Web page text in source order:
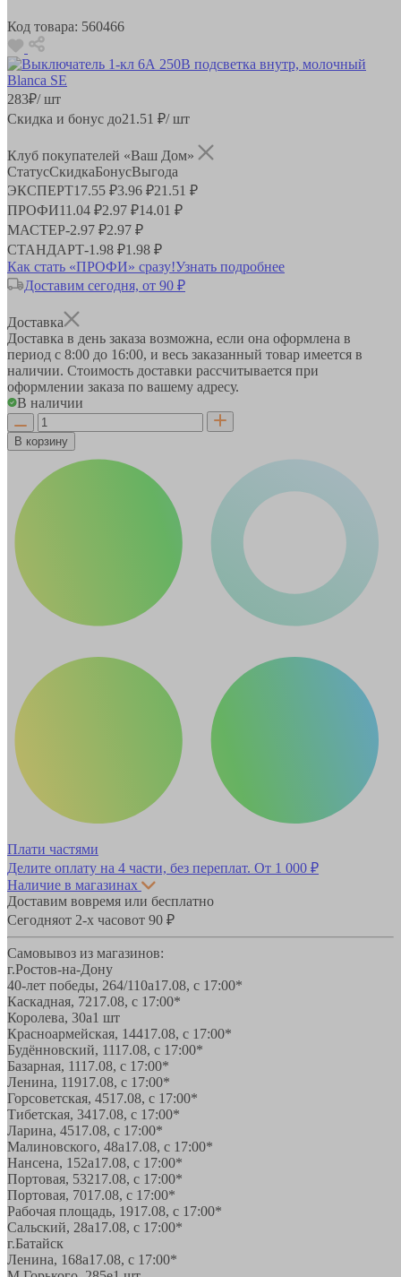
Код товара: 560466
283₽/ шт
Скидка и бонус до21.51 ₽/ шт
Клуб покупателей «Ваш Дом»
СтатусСкидкаБонусВыгода
ЭКСПЕРТ17.55 ₽3.96 ₽21.51 ₽
ПРОФИ11.04 ₽2.97 ₽14.01 ₽
МАСТЕР-2.97 ₽2.97 ₽
СТАНДАРТ-1.98 ₽1.98 ₽
Как стать «ПРОФИ» сразу!Узнать подробнее
Доставим сегодня, от 90 ₽
Доставка
Доставка в день заказа возможна, если она оформлена в
период с 8:00 до 16:00, и весь заказанный товар имеется в
наличии. Стоимость доставки рассчитывается при
оформлении заказа по вашему адресу.
В наличии
В корзину
Плати частями
Делите оплату на 4 части, без переплат. От 1 000 ₽
Наличие в магазинах
Доставим вовремя или бесплатно
Сегодняот 2-х часовот 90 ₽
Самовывоз из магазинов:
г.Ростов-на-Дону
40-лет победы, 264/110а17.08, с 17:00*
Каскадная, 7217.08, с 17:00*
Королева, 30а1 шт
Красноармейская, 14417.08, с 17:00*
Будённовский, 1117.08, с 17:00*
Базарная, 1117.08, с 17:00*
Ленина, 11917.08, с 17:00*
Горсоветская, 4517.08, с 17:00*
Тибетская, 3417.08, с 17:00*
Ларина, 4517.08, с 17:00*
Малиновского, 48а17.08, с 17:00*
Нансена, 152а17.08, с 17:00*
Портовая, 53217.08, с 17:00*
Портовая, 7017.08, с 17:00*
Рабочая площадь, 1917.08, с 17:00*
Сальский, 28a17.08, с 17:00*
г.Батайск
Ленина, 168а17.08, с 17:00*